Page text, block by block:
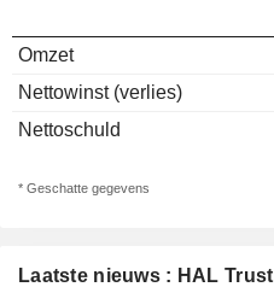
Laatste nieuws : HAL Trust
Omzet
Nettowinst (verlies)
Nettoschuld
* Geschatte gegevens